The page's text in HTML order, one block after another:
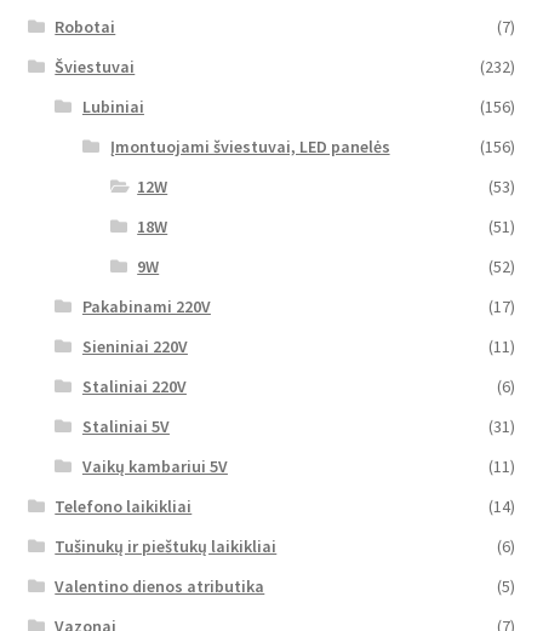
Robotai
(7)
Šviestuvai
(232)
Lubiniai
(156)
Įmontuojami šviestuvai, LED panelės
(156)
12W
(53)
18W
(51)
9W
(52)
Pakabinami 220V
(17)
Sieniniai 220V
(11)
Staliniai 220V
(6)
Staliniai 5V
(31)
Vaikų kambariui 5V
(11)
Telefono laikikliai
(14)
Tušinukų ir pieštukų laikikliai
(6)
Valentino dienos atributika
(5)
Vazonai
(7)